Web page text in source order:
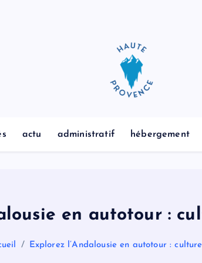
actu administratif hébergement
en autotour :
Explorez l’Andalousie en autotour :